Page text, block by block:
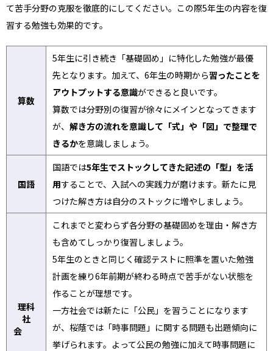
て苦手分野の克服を徹底的にしてください。この際5年生の内容を復
習する勉強も効果的です。
算数
5年生に引き続き「基礎固め」に特化した勉強が最優
先となります。加えて、6年生の時期から習ったことを
アウトプットする意識ができると良いです。
算数では分野別の復習が徐々にメインとなってきます
が、 解き方の流れを意識して「式」や「図」で整理で
きるかを意識しましょう。
国語
国語では5年生でストックしてきた記述の「型」を活
用することで、入試への実践力が磨けます。新たに見
つけた解き方は自分のストックに増やしましょう。
理科
社
会
これまでと変わらず各分野の基礎固めを理由・解き方
も含めてしっかり復習しましょう。
5年生のときと同じく確認テストに照準を置いた勉強
計画を練り6年前期が終わる時点で苦手がない状態を
作ることが理想です。
一方社会では新たに「公民」を習うことになります
が、桜蔭では「時事問題」に関する問題も出題傾向に
挙げられます。よって公民の勉強に加えて時事問題に